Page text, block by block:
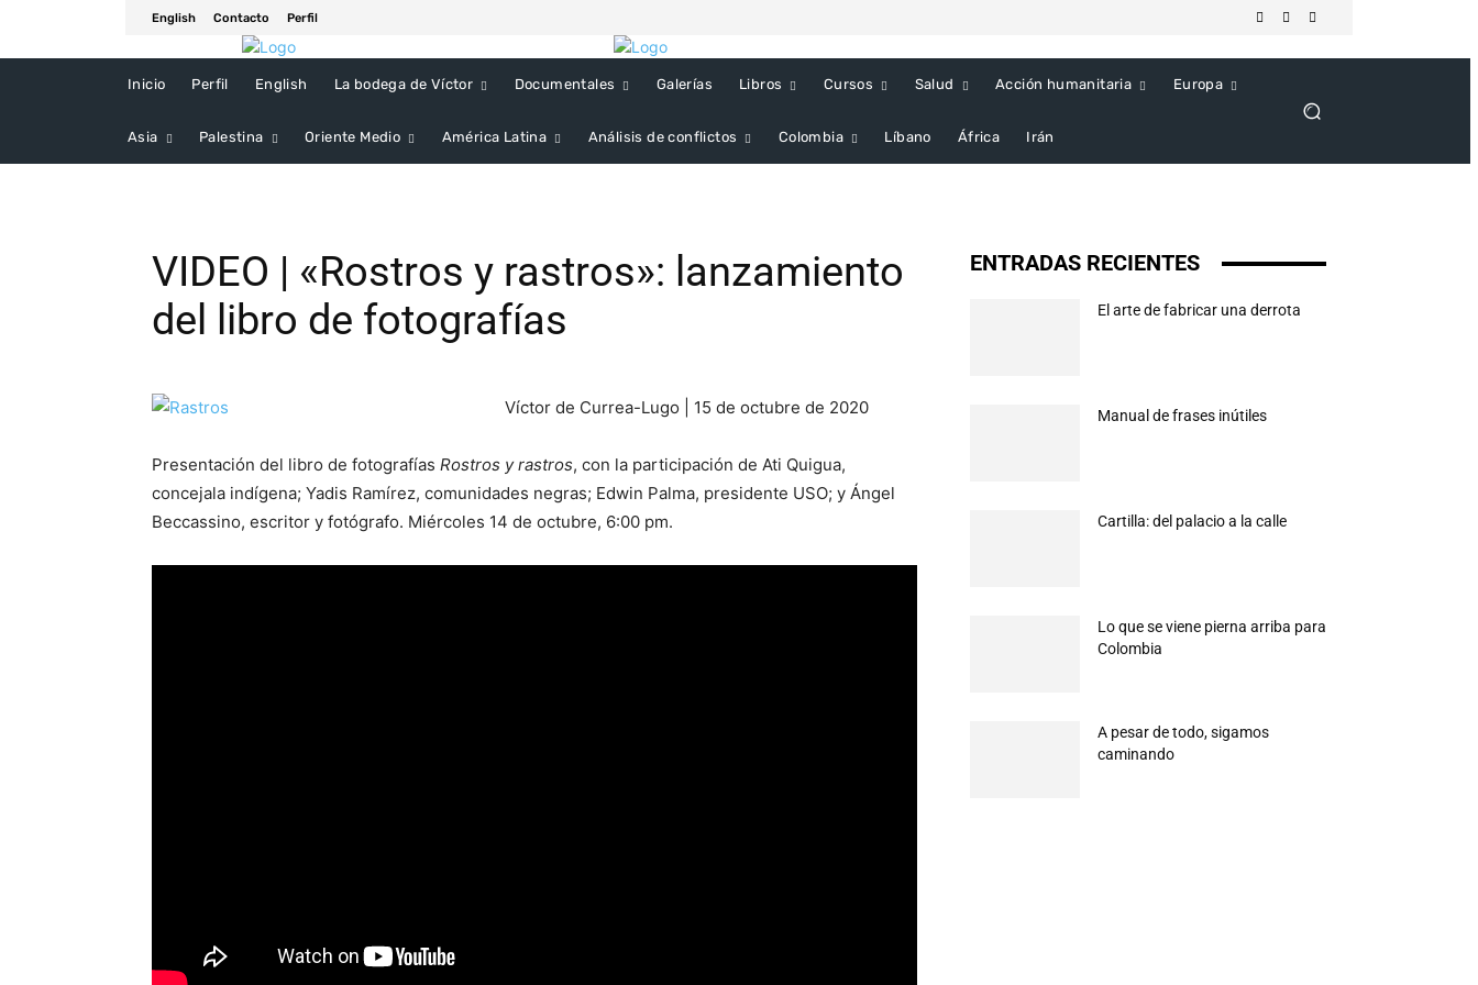
English Contacto Perfil
Inicio Perfil English La bodega de Víctor Documentales Galerías Libros Cursos Salud Acción humanitaria Europa
Asia Palestina Oriente Medio América Latina Análisis de conflictos Colombia Líbano África Irán
VIDEO | «Rostros y rastros»: lanzamiento
del libro de fotografías
Víctor de Currea-Lugo | 15 de octubre de 2020
Presentación del libro de fotografías Rostros y rastros, con la participación de Ati Quigua,
concejala indígena; Yadis Ramírez, comunidades negras; Edwin Palma, presidente USO; y Ángel
Beccassino, escritor y fotógrafo. Miércoles 14 de octubre, 6:00 pm.
ENTRADAS RECIENTES
El arte de fabricar una derrota
Manual de frases inútiles
Cartilla: del palacio a la calle
Lo que se viene pierna arriba para
Colombia
A pesar de todo, sigamos
caminando